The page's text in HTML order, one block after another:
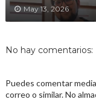
May 13, 2026
No hay comentarios:
Puedes comentar
correo o similar. No